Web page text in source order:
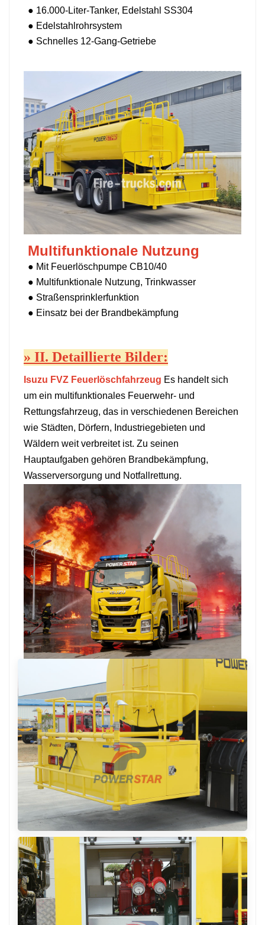
● 16.000-Liter-Tanker, Edelstahl SS304
● Edelstahlrohrsystem
● Schnelles 12-Gang-Getriebe
Multifunktionale Nutzung
● Mit Feuerlöschpumpe CB10/40
● Multifunktionale Nutzung, Trinkwasser
● Straßensprinklerfunktion
● Einsatz bei der Brandbekämpfung
» II. Detaillierte Bilder:
Isuzu FVZ Feuerlöschfahrzeug Es handelt sich
um ein multifunktionales Feuerwehr- und
Rettungsfahrzeug, das in verschiedenen Bereichen
wie Städten, Dörfern, Industriegebieten und
Wäldern weit verbreitet ist. Zu seinen
Hauptaufgaben gehören Brandbekämpfung,
Wasserversorgung und Notfallrettung.